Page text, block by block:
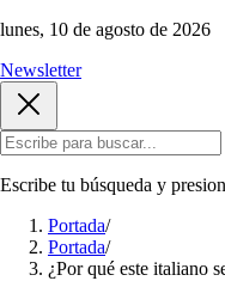
lunes, 10 de agosto de 2026
Newsletter
Escribe tu búsqueda y
Portada/
Portada/
¿Por qué este italiano